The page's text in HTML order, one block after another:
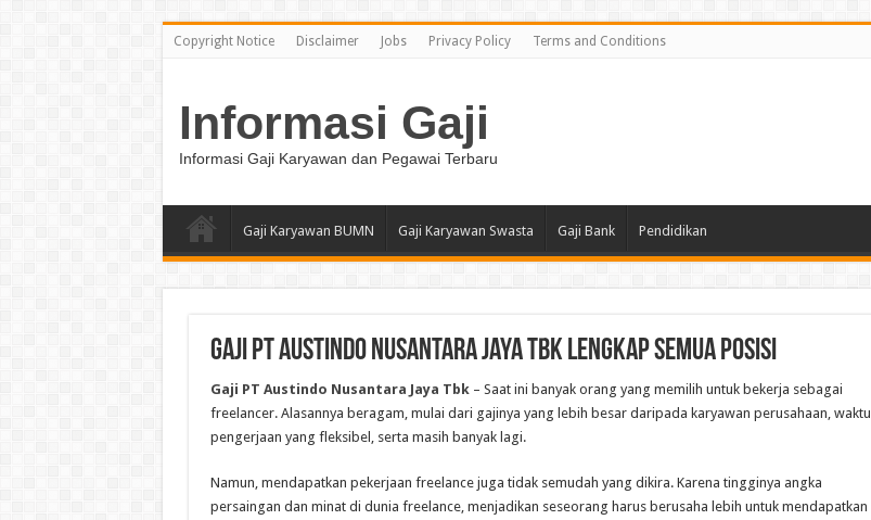
Copyright Notice Disclaimer Jobs Privacy Policy Terms and Conditions
Informasi Gaji
Informasi Gaji Karyawan dan Pegawai Terbaru
Gaji Karyawan BUMN Gaji Karyawan Swasta Gaji Bank Pendidikan
Gaji PT Austindo Nusantara Jaya Tbk Lengkap Semua Posisi
Gaji PT Austindo Nusantara Jaya Tbk – Saat ini banyak orang yang memilih untuk bekerja sebagai
freelancer. Alasannya beragam, mulai dari gajinya yang lebih besar daripada karyawan perusahaan, waktu
pengerjaan yang fleksibel, serta masih banyak lagi.
Namun, mendapatkan pekerjaan freelance juga tidak semudah yang dikira. Karena tingginya angka
persaingan dan minat di dunia freelance, menjadikan seseorang harus berusaha lebih untuk mendapatkan